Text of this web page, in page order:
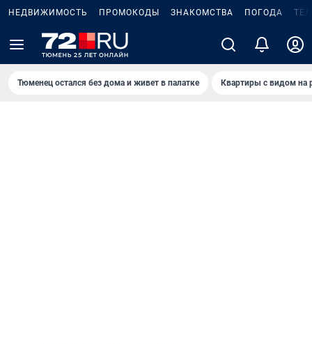
НЕДВИЖИМОСТЬ ПРОМОКОДЫ ЗНАКОМСТВА ПОГОДА
Тюменец остался без дома и живет в палатке Квартиры с видом на